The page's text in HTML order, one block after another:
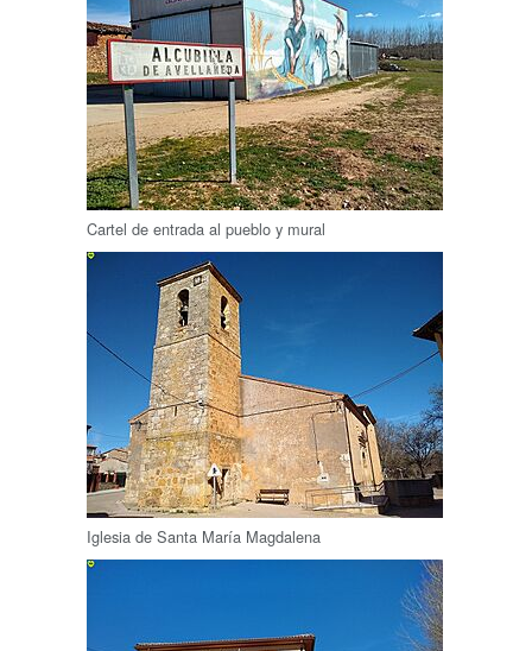
Cartel de entrada al pueblo y mural
Iglesia de Santa María Magdalena